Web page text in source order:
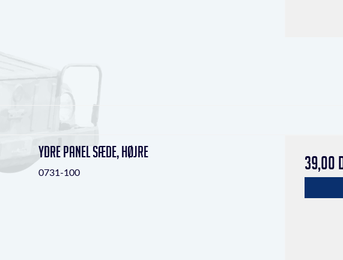
Ydre panel sæde, højre
0731-100 39,00